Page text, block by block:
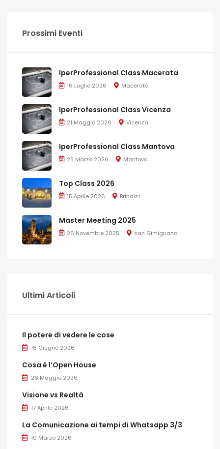
Prossimi Eventi
IperProfessional Class Macerata
16 Luglio 2026 Macerata
IperProfessional Class Vicenza
21 Maggio 2026 Vicenza
IperProfessional Class Mantova
25 Marzo 2026 Mantova
Top Class 2026
15 Aprile 2026 Brindisi
Master Meeting 2025
26 Novembre 2025 san Gimignano
Ultimi Articoli
Il potere di vedere le cose
16 Giugno 2026
Cosa è l’Open House
26 Maggio 2026
Visione vs Realtà
17 Aprile 2026
La Comunicazione ai tempi di Whatsapp 3/3
10 Marzo 2026